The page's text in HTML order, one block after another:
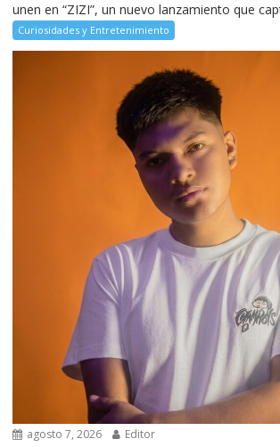
unen en “ZIZI”, un nuevo lanzamiento que
Curiosidades y Entretenimiento
agosto 7, 2026 Editor